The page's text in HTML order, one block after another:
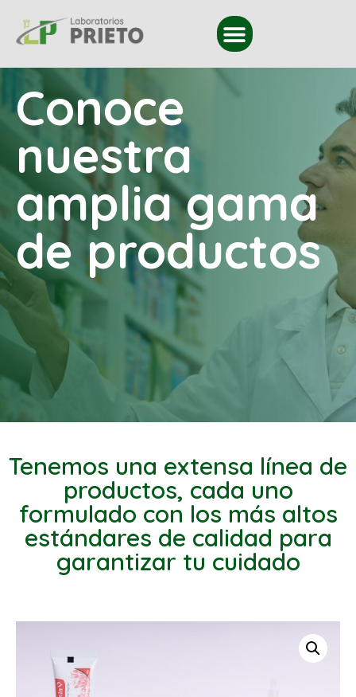
Conoce
nuestra
amplia gama
de productos
Tenemos una extensa línea de
productos, cada uno
formulado con los más altos
estándares de calidad para
garantizar tu cuidado